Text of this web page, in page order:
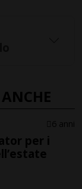
6 anni
per i